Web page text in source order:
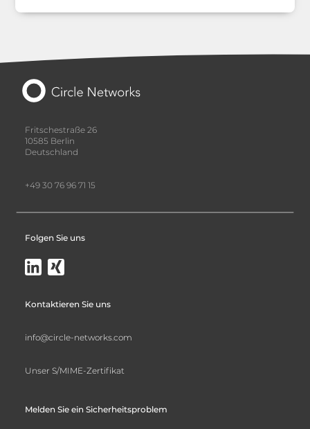
Fritschestraße 26
10585 Berlin
Deutschland
+49 30 76 96 71 15
Folgen Sie uns
Kontaktieren Sie uns
info@circle-networks.com
Unser S/MIME-Zertifikat
Melden Sie ein Sicherheitsproblem